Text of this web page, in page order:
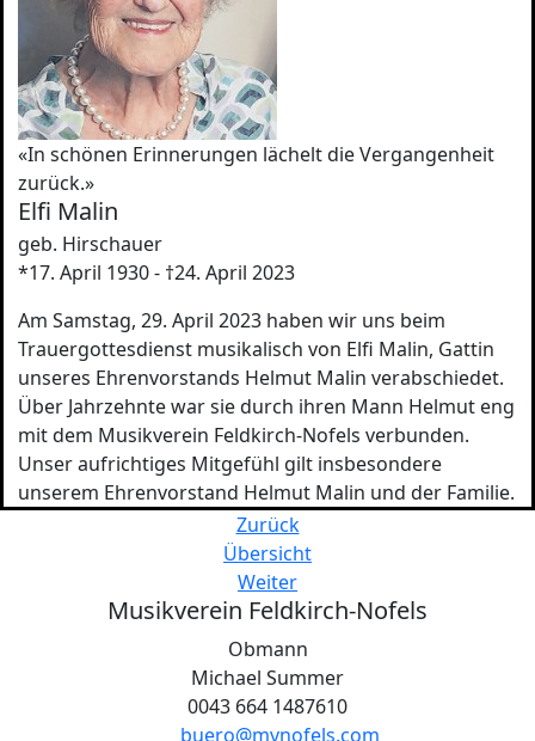
«In schönen Erinnerungen lächelt die Vergangenheit
zurück.»
Elfi Malin
geb. Hirschauer
*17. April 1930 - †24. April 2023
Am Samstag, 29. April 2023 haben wir uns beim
Trauergottesdienst musikalisch von Elfi Malin, Gattin
unseres Ehrenvorstands Helmut Malin verabschiedet.
Über Jahrzehnte war sie durch ihren Mann Helmut eng
mit dem Musikverein Feldkirch-Nofels verbunden.
Unser aufrichtiges Mitgefühl gilt insbesondere
unserem Ehrenvorstand Helmut Malin und der Familie.
Zurück
Übersicht
Weiter
Musikverein Feldkirch-Nofels
Obmann
Michael Summer
0043 664 1487610
buero@mvnofels.com